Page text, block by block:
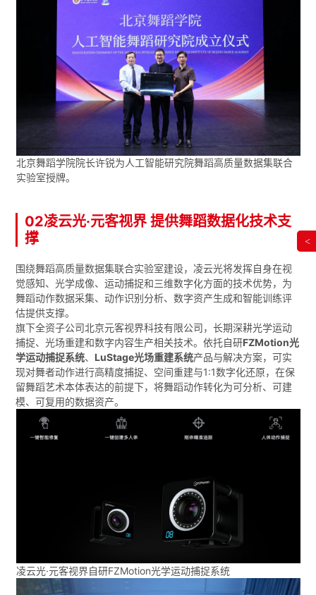
北京舞蹈学院院长许锐为人工智能研究院舞蹈高质量数据集联合
实验室授牌。
02凌云光·元客视界 提供舞蹈数据化技术支
撑
围绕舞蹈高质量数据集联合实验室建设，凌云光将发挥自身在视
觉感知、光学成像、运动捕捉和三维数字化方面的技术优势，为
舞蹈动作数据采集、动作识别分析、数字资产生成和智能训练评
估提供支撑。
旗下全资子公司北京元客视界科技有限公司，长期深耕光学运动
捕捉、光场重建和数字内容生产相关技术。依托自研FZMotion光
学运动捕捉系统、 LuStage光场重建系统产品与解决方案，可实
现对舞者动作进行高精度捕捉、空间重建与1:1数字化还原，在保
留舞蹈艺术本体表达的前提下，将舞蹈动作转化为可分析、可建
模、可复用的数据资产。
凌云光·元客视界自研FZMotion光学运动捕捉系统
<